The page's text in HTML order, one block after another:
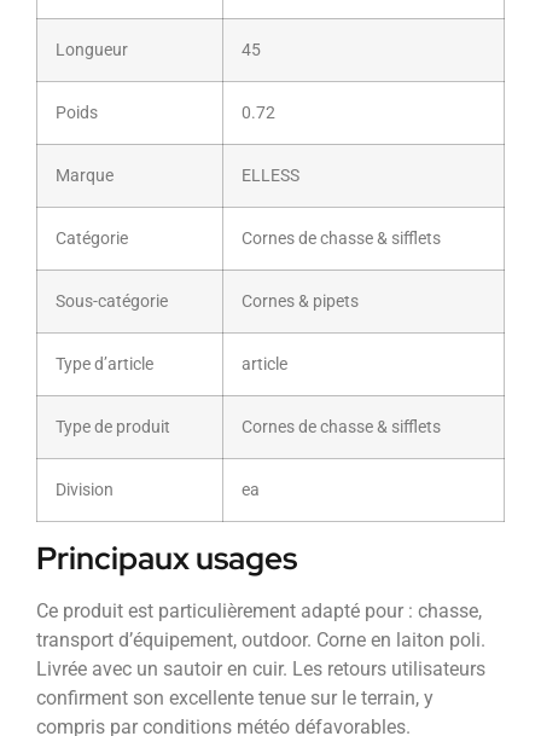
Longueur 45
Poids 0.72
Marque ELLESS
Catégorie Cornes de chasse & sifflets
Sous-catégorie Cornes & pipets
Type d’article article
Type de produit Cornes de chasse & sifflets
Division ea
Principaux usages
Ce produit est particulièrement adapté pour : chasse,
transport d’équipement, outdoor. Corne en laiton poli.
Livrée avec un sautoir en cuir. Les retours utilisateurs
confirment son excellente tenue sur le terrain, y
compris par conditions météo défavorables.